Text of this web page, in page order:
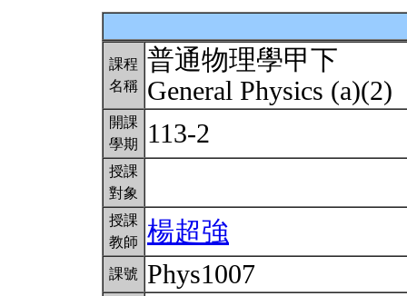
課程
名稱
普通物理學甲下
General Physics (a)(2)
開課
學期
113-2
授課
對象
授課
教師
楊超強
課號 Phys1007